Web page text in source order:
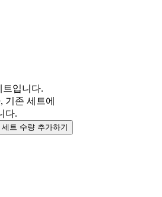
트입니다.
기존 세트에
다.
세트 수량 추가하기